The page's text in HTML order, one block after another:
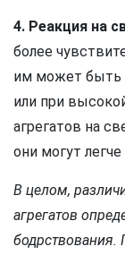
4. Реакция на
более
им может быть
или при
агрегатов на
они могут
В целом,
агрегатов
бодрствования.